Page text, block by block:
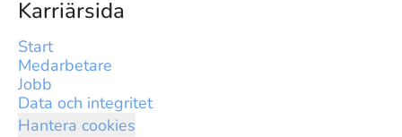
Karriärsida
Start
Medarbetare
Jobb
Data och integritet
Hantera cookies